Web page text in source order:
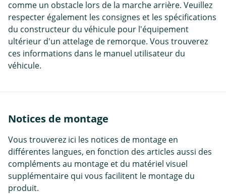
comme un obstacle lors de la marche arrière. Veuillez
respecter également les consignes et les spécifications
du constructeur du véhicule pour l'équipement
ultérieur d'un attelage de remorque. Vous trouverez
ces informations dans le manuel utilisateur du
véhicule.
Notices de montage
Vous trouverez ici les notices de montage en
différentes langues, en fonction des articles aussi des
compléments au montage et du matériel visuel
supplémentaire qui vous facilitent le montage du
produit.